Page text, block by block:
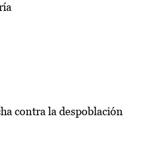
contra la despoblación